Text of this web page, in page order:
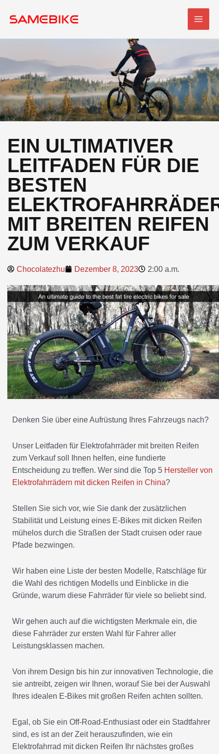
Inhalt
EIN ULTIMATIVER
LEITFADEN FÜR DIE
BESTEN
MIT BREITEN REIFEN
ZUM VERKAUF
Chocolatezhu Dezember 8, 2023 2:00 a.m.
Denken Sie über eine Aufrüstung Ihres Fahrzeugs nach?
Unser Leitfaden für Elektrofahrräder mit breiten Reifen
zum Verkauf soll Ihnen helfen, eine fundierte
Entscheidung zu treffen. Wer sind die Top 5 Hersteller von
Elektrofahrrädern mit dicken Reifen in China?
Stellen Sie sich vor, wie Sie dank der zusätzlichen
Stabilität und Leistung eines E-Bikes mit dicken Reifen
mühelos durch die Straßen der Stadt cruisen oder raue
Pfade bezwingen.
Wir haben eine Liste der besten Modelle, Ratschläge für
die Wahl des richtigen Modells und Einblicke in die
Gründe, warum diese Fahrräder für viele so beliebt sind.
Wir gehen auch auf die wichtigsten Merkmale ein, die
diese Fahrräder zur ersten Wahl für Fahrer aller
Leistungsklassen machen.
Von ihrem Design bis hin zur innovativen Technologie, die
sie antreibt, zeigen wir Ihnen, worauf Sie bei der Auswahl
Ihres idealen E-Bikes mit großen Reifen achten sollten.
Egal, ob Sie ein Off-Road-Enthusiast oder ein Stadtfahrer
sind, es ist an der Zeit herauszufinden, wie ein
Elektrofahrrad mit dicken Reifen Ihr nächstes großes